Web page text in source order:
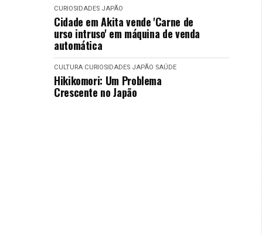
CURIOSIDADES JAPÃO
Cidade em Akita vende 'Carne de
urso intruso' em máquina de venda
automática
CULTURA CURIOSIDADES JAPÃO SAÚDE
Hikikomori: Um Problema
Crescente no Japão